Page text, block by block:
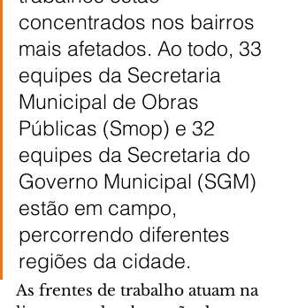
concentrados nos bairros
mais afetados. Ao todo, 33
equipes da Secretaria
Municipal de Obras
Públicas (Smop) e 32
equipes da Secretaria do
Governo Municipal (SGM)
estão em campo,
percorrendo diferentes
regiões da cidade.
As frentes de trabalho atuam na